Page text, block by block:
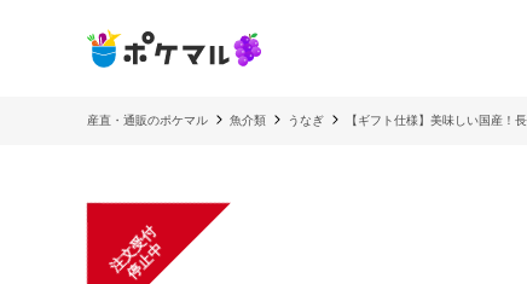
産直・通販のポケマル 魚介類 うなぎ 【ギフト仕様】美味しい国産！
注
文
受
付
停
止
中